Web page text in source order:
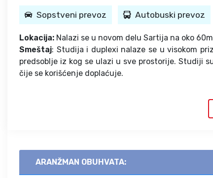
Sopstveni prevoz Autobuski prevoz
Lokacija: Nalazi se u novom delu Sartija na oko
Smeštaj: Studija i duplexi nalaze se u visokom
predsoblje iz kog se ulazi u sve prostorije. Studiji
čije se korišćenje doplaćuje.
ARANŽMAN OBUHVATA: